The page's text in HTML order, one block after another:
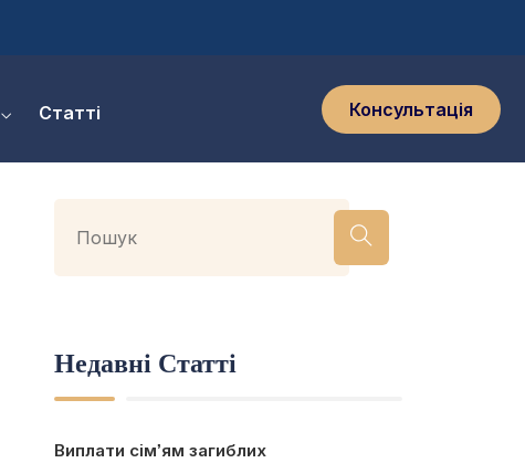
Статті Консультація
Недавні Статті
Виплати сім’ям загиблих